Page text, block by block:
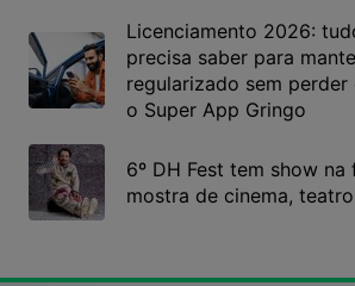
Licenciamento 2026:
precisa saber para
regularizado sem
o Super App Gringo
6º DH Fest tem show na
mostra de cinema,